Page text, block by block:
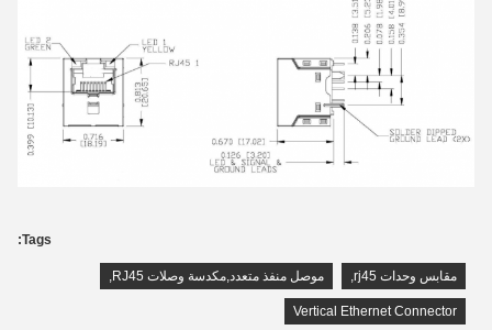
Tags:
مقابس وحدات rj45 , موصل منفذ متعدد,مكدسة وصلات RJ45 ,
Vertical Ethernet Connector